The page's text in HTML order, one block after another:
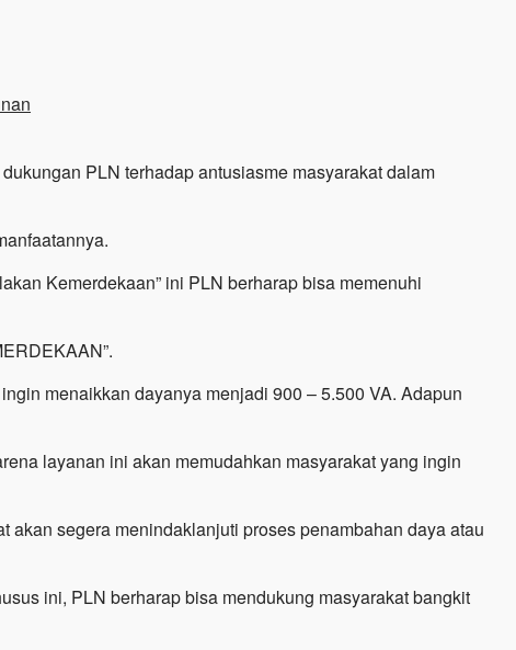
PLN terhadap antusiasme masyarakat dalam
Kemerdekaan” ini PLN berharap bisa memenuhi
menaikkan dayanya menjadi 900 – 5.500 VA. Adapun
layanan ini akan memudahkan masyarakat yang ingin
segera menindaklanjuti proses penambahan daya atau
ini, PLN berharap bisa mendukung masyarakat bangkit